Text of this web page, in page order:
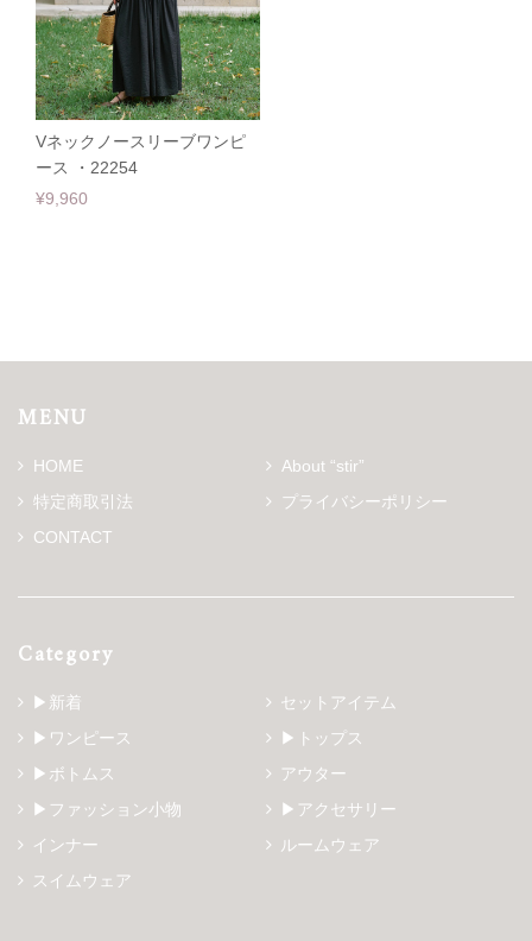
Vネックノースリーブワンピ
ース ・22254
¥9,960
MENU
HOME
About “stir”
特定商取引法
プライバシーポリシー
CONTACT
Category
▶新着
セットアイテム
▶ワンピース
▶トップス
▶ボトムス
アウター
▶ファッション小物
▶アクセサリー
インナー
ルームウェア
スイムウェア